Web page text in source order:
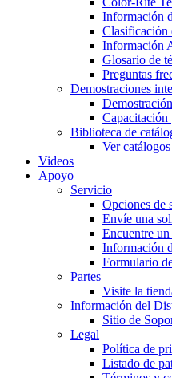
Información
Clasificación
Información
Glosario de
Preguntas
Demostraciones
Capacitación
Biblioteca de
Ver
Videos
Apoyo
Servicio
Opciones de
Envíe una
Encuentre
Información
Formulario
Partes
Visite la
Información del
Sitio de
Legal
Política de
Listado de